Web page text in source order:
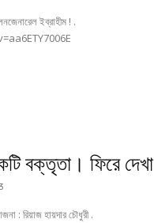
ইব্রাহীম ! .
বক্তৃতা। ফিরে দেখা
: রিয়াজ হায়দার চৌধুরী .